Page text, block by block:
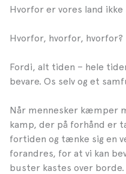
Hvorfor er vores land ikke
Hvorfor, hvorfor, hvorfor?
Fordi, alt tiden – hele
bevare. Os selv og et
Når mennesker kæmper
kamp, der på forhånd er
fortiden og tænke sig en
forandres, for at vi kan
buster kastes over